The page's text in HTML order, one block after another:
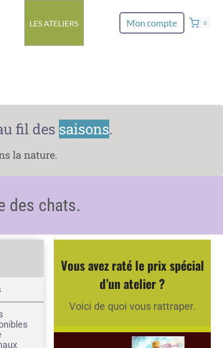
LES ATELIERS Mon compte 0
fil des saisons.
la nature.
des chats.
Vous avez raté le prix spécial
d’un atelier ?
Voici de quoi vous rattraper.